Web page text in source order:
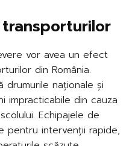
vor avea un efect
din România.
drumurile naționale și
impracticabile din cauza
Echipajele de
pentru intervenții rapide,